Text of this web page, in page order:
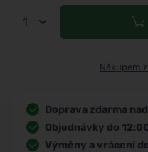
Nákupem
Doprava zdarma
Objednávky do
Výměny a vrácení